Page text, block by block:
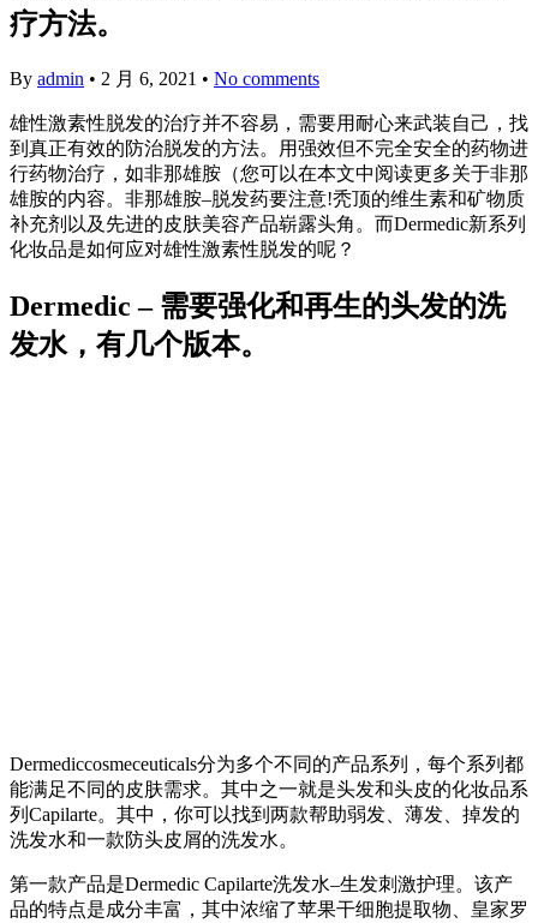
疗方法。
By admin • 2 月 6, 2021 • No comments
雄性激素性脱发的治疗并不容易，需要用耐心来武装自己，找
到真正有效的防治脱发的方法。用强效但不完全安全的药物进
行药物治疗，如非那雄胺（您可以在本文中阅读更多关于非那
雄胺的内容。非那雄胺–脱发药要注意!秃顶的维生素和矿物质
补充剂以及先进的皮肤美容产品崭露头角。而Dermedic新系列
化妆品是如何应对雄性激素性脱发的呢？
Dermedic – 需要强化和再生的头发的洗
发水，有几个版本。
Dermediccosmeceuticals分为多个不同的产品系列，每个系列都
能满足不同的皮肤需求。其中之一就是头发和头皮的化妆品系
列Capilarte。其中，你可以找到两款帮助弱发、薄发、掉发的
洗发水和一款防头皮屑的洗发水。
第一款产品是Dermedic Capilarte洗发水–生发刺激护理。该产
品的特点是成分丰富，其中浓缩了苹果干细胞提取物、皇家罗